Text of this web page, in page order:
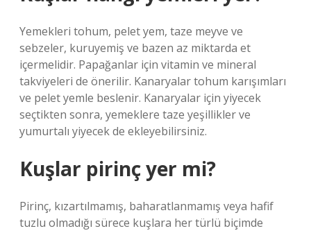
Yemekleri tohum, pelet yem, taze meyve ve
sebzeler, kuruyemiş ve bazen az miktarda et
içermelidir. Papağanlar için vitamin ve mineral
takviyeleri de önerilir. Kanaryalar tohum karışımları
ve pelet yemle beslenir. Kanaryalar için yiyecek
seçtikten sonra, yemeklere taze yeşillikler ve
yumurtalı yiyecek de ekleyebilirsiniz.
Kuşlar pirinç yer mi?
Pirinç, kızartılmamış, baharatlanmamış veya hafif
tuzlu olmadığı sürece kuşlara her türlü biçimde